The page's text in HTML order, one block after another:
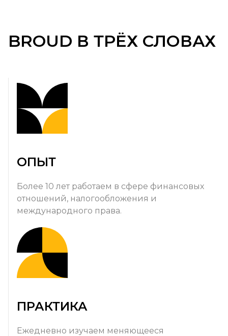
BROUD В ТРЁХ СЛОВАХ
ОПЫТ
Более 10 лет работаем в сфере финансовых
отношений, налогообложения и
международного права.
ПРАКТИКА
Ежедневно изучаем меняющееся